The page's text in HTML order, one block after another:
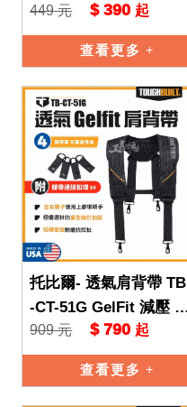
爾 工作防護 TOUGHB
UILT 護膝
449 元 $ 390 起
查看更多
托比爾- 透氣肩背帶 TB
-CT-51G GelFit 減壓 附
腰帶扣環 肩帶 雙肩 可
調 TB
909 元 $ 790 起
查看更多